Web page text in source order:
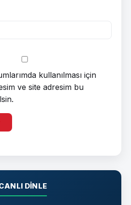
kullanılması için
ve site adresim bu
DINLE